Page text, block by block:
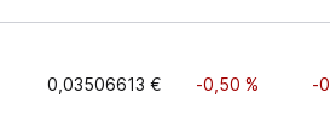
0,03506613 € -0,50 % -